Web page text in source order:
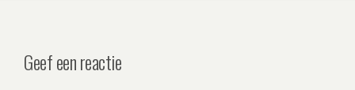
Geef een reactie